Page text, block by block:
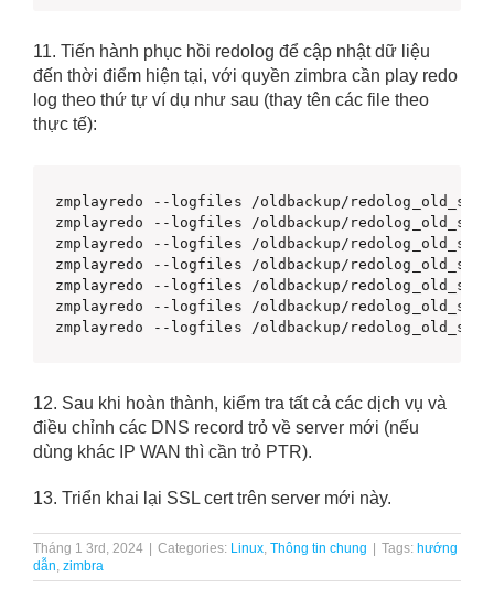
11. Tiến hành phục hồi redolog để cập nhật dữ liệu
đến thời điểm hiện tại, với quyền zimbra cần play redo
log theo thứ tự ví dụ như sau (thay tên các file theo
thực tế):
zmplayredo --logfiles /oldbackup/
zmplayredo --logfiles /oldbackup/
zmplayredo --logfiles /oldbackup/
zmplayredo --logfiles /oldbackup/
zmplayredo --logfiles /oldbackup/
zmplayredo --logfiles /oldbackup/
zmplayredo --logfiles /oldbackup/
12. Sau khi hoàn thành, kiểm tra tất cả các dịch vụ và
điều chỉnh các DNS record trỏ về server mới (nếu
dùng khác IP WAN thì cần trỏ PTR).
13. Triển khai lại SSL cert trên server mới này.
Tháng 1 3rd, 2024 | Categories: Linux Thông tin chung | Tags: hướng
dẫn zimbra